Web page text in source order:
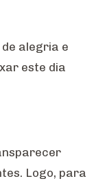
alegria e
este dia
Logo, para